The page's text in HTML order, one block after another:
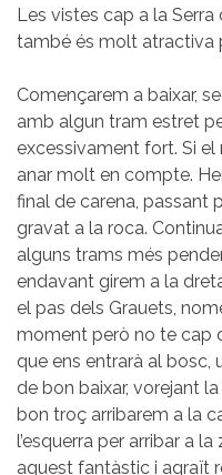
Les vistes cap a la
també és molt atractiva
Començarem a baixar,
amb algun tram estret
excessivament fort. Si
anar molt en compte.
final de carena, passant
gravat a la roca.
alguns trams més
endavant girem a la
el pas dels Grauets,
moment però no te cap
que ens entrarà al
de bon baixar, vorejant
bon troç arribarem a la
l’esquerra per arribar a
aquest fantàstic i agraït